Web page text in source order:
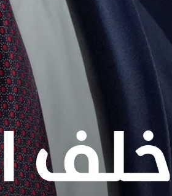
خلف